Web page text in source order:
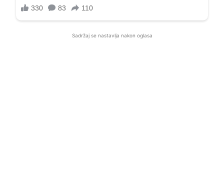
Sadržaj se nastavlja nakon oglasa